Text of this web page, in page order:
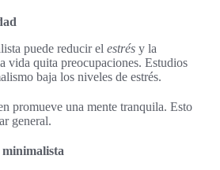
puede reducir el estrés y la
vida quita preocupaciones. Estudios
baja los niveles de estrés.
promueve una mente tranquila. Esto
general.